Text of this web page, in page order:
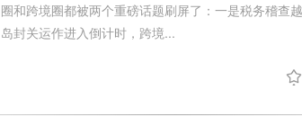
圈和跨境圈都被两个重磅话题刷屏了：一是税务稽查
岛封关运作进入倒计时，跨境...